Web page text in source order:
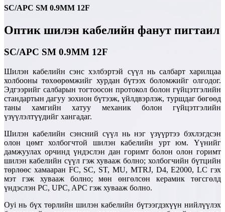
SC/APC SM 0.9MM 12F
Оптик шилэн кабелийн фанут пигтаил
SC/APC SM 0.9MM 12F
Шилэн кабелийн сэнс хэлбэртэй сүүл нь салбарт харилцаа
холбооны төхөөрөмжийг хурдан бүтээх боломжийг олгодог.
Эдгээрийг салбарын тогтоосон протокол болон гүйцэтгэлийн
стандартын дагуу зохион бүтээж, үйлдвэрлэж, туршдаг бөгөөд
таны хамгийн хатуу механик болон гүйцэтгэлийн
үзүүлэлтүүдийг хангадаг.
Шилэн кабелийн сэнсний сүүл нь нэг үзүүртээ бэхлэгдсэн
олон цөмт холбогчтой шилэн кабелийн урт юм. Үүнийг
дамжуулах орчинд үндэслэн дан горимт болон олон горимт
шилэн кабелийн сүүл гэж хувааж болно; холбогчийн бүтцийн
төрлөөс хамааран FC, SC, ST, MU, MTRJ, D4, E2000, LC гэх
мэт гэж хувааж болно; мөн өнгөлсөн керамик төгсгөлд
үндэслэн PC, UPC, APC гэж хувааж болно.
Oyi нь бүх төрлийн шилэн кабелийн бүтээгдэхүүн нийлүүлэх